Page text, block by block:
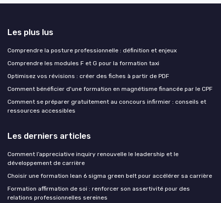
Les plus lus
Comprendre la posture professionnelle : définition et enjeux
Comprendre les modules F et G pour la formation taxi
Optimisez vos révisions : créer des fiches à partir de PDF
Comment bénéficier d'une formation en magnétisme financée par le CPF
Comment se préparer gratuitement au concours infirmier : conseils et
ressources accessibles
Les derniers articles
Comment l’appreciative inquiry renouvelle le leadership et le
développement de carrière
Choisir une formation lean 6 sigma green belt pour accélérer sa carrière
Formation affirmation de soi : renforcer son assertivité pour des
relations professionnelles sereines